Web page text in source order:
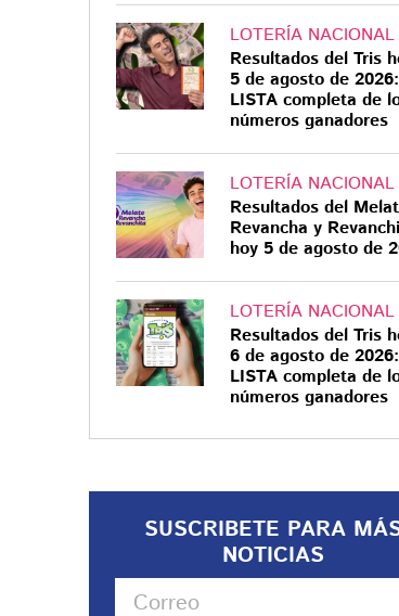
LOTERÍA NACIONAL
Resultados del Tris
5 de agosto de 2026:
LISTA completa de
números ganadores
LOTERÍA NACIONAL
Resultados del
Revancha y
hoy 5 de agosto de
LOTERÍA NACIONAL
Resultados del Tris
6 de agosto de 2026:
LISTA completa de
números ganadores
SUSCRIBETE PARA
NOTICIAS